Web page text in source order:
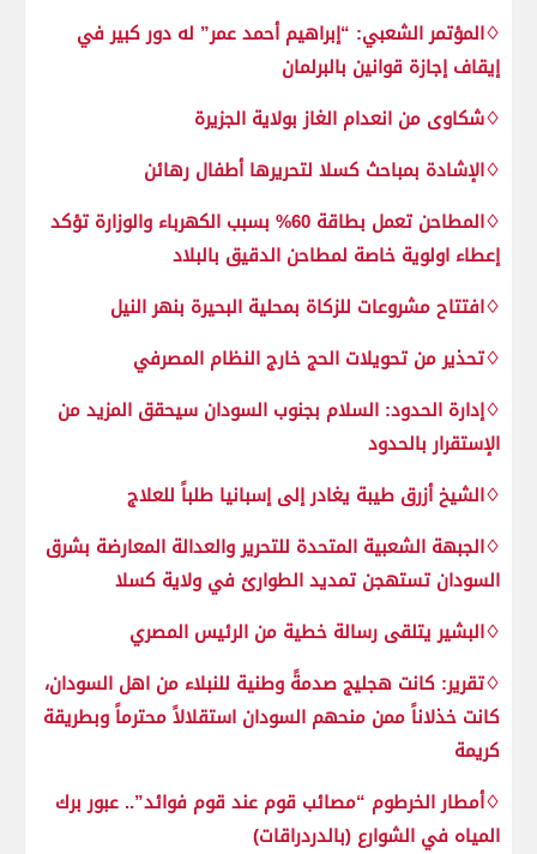
♢المؤتمر الشعبي: “إبراهيم أحمد عمر” له دور كبير في
إيقاف إجازة قوانين بالبرلمان
♢شكاوى من انعدام الغاز بولاية الجزيرة
♢الإشادة بمباحث كسلا لتحريرها أطفال رهائن
♢المطاحن تعمل بطاقة 60% بسبب الكهرباء والوزارة تؤكد
إعطاء اولوية خاصة لمطاحن الدقيق بالبلاد
♢افتتاح مشروعات للزكاة بمحلية البحيرة بنهر النيل
♢تحذير من تحويلات الحج خارج النظام المصرفي
♢إدارة الحدود: السلام بجنوب السودان سيحقق المزيد من
الإستقرار بالحدود
♢الشيخ أزرق طيبة يغادر إلى إسبانيا طلباً للعلاج
♢الجبهة الشعبية المتحدة للتحرير والعدالة المعارضة بشرق
السودان تستهجن تمديد الطوارئ في ولاية كسلا
♢البشير يتلقى رسالة خطية من الرئيس المصري
♢تقرير: كانت هجليج صدمةً وطنية للنبلاء من اهل السودان،
كانت خذلاناً ممن منحهم السودان استقلالاً محترماً وبطريقة
كريمة
♢أمطار الخرطوم “مصائب قوم عند قوم فوائد”.. عبور برك
المياه في الشوارع (بالدردراقات)